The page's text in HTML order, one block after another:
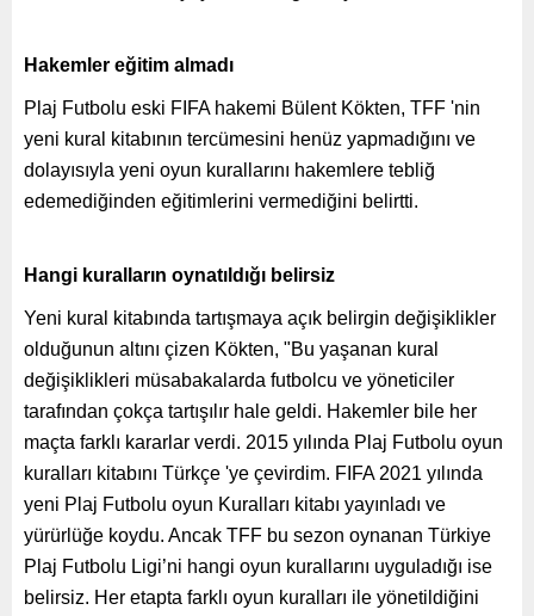
Hakemler eğitim almadı
Plaj Futbolu eski FIFA hakemi Bülent Kökten, TFF 'nin
yeni kural kitabının tercümesini henüz yapmadığını ve
dolayısıyla yeni oyun kurallarını hakemlere tebliğ
edemediğinden eğitimlerini vermediğini belirtti.
Hangi kuralların oynatıldığı belirsiz
Yeni kural kitabında tartışmaya açık belirgin değişiklikler
olduğunun altını çizen Kökten, "Bu yaşanan kural
değişiklikleri müsabakalarda futbolcu ve yöneticiler
tarafından çokça tartışılır hale geldi. Hakemler bile her
maçta farklı kararlar verdi. 2015 yılında Plaj Futbolu oyun
kuralları kitabını Türkçe 'ye çevirdim. FIFA 2021 yılında
yeni Plaj Futbolu oyun Kuralları kitabı yayınladı ve
yürürlüğe koydu. Ancak TFF bu sezon oynanan Türkiye
Plaj Futbolu Ligi’ni hangi oyun kurallarını uyguladığı ise
belirsiz. Her etapta farklı oyun kuralları ile yönetildiğini